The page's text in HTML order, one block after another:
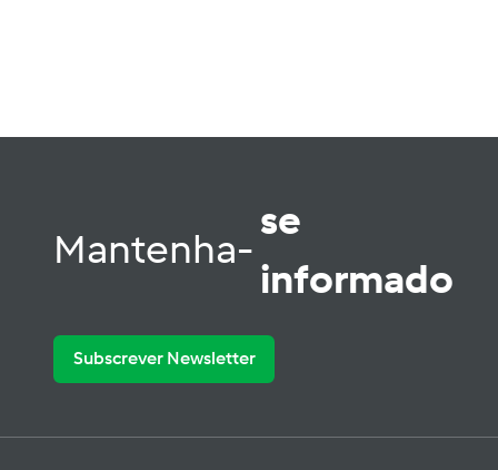
Mantenha-
se
informado
Subscrever Newsletter